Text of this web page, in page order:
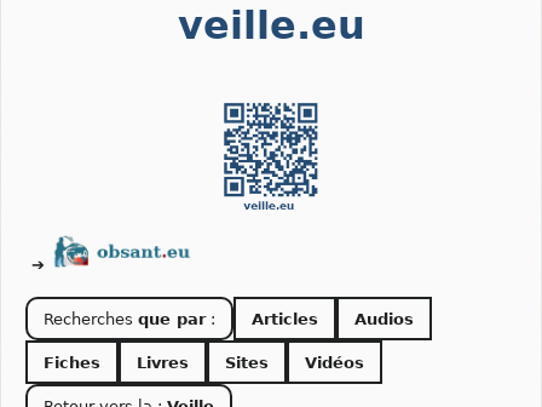
veille.eu
➔
Recherches que par: Articles Audios
Fiches Livres Sites Vidéos